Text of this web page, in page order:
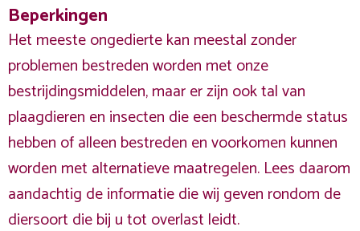
Beperkingen
Het meeste ongedierte kan meestal zonder
problemen bestreden worden met onze
bestrijdingsmiddelen, maar er zijn ook tal van
plaagdieren en insecten die een beschermde status
hebben of alleen bestreden en voorkomen kunnen
worden met alternatieve maatregelen. Lees daarom
aandachtig de informatie die wij geven rondom de
diersoort die bij u tot overlast leidt.